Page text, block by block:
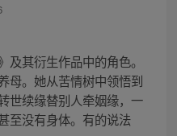
其衍生作品中的角色。
母。她从苦情树中领悟到
世续缘替别人牵姻缘，一
至没有身体。有的说法